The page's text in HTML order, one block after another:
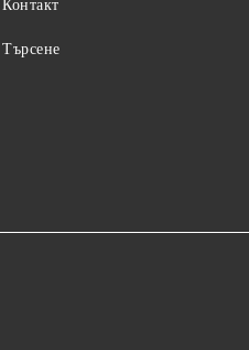
Контакт
Търсене